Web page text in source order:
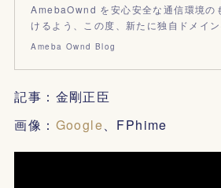
AmebaOwnd を安心安全な通信環境の
けるよう、この度、新たに独自ドメイ
Ameba Ownd Blog
記事：金剛正臣
画像： Google、FPhime